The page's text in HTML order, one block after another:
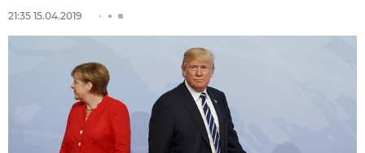
21:35 15.04.2019